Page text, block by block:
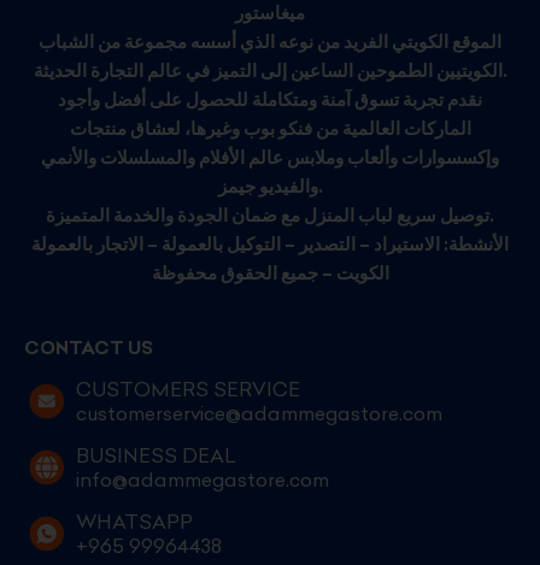
ميغاستور
الموقع الكويتي الفريد من نوعه الذي أسسه مجموعة من الشباب
الكويتيين الطموحين الساعين إلى التميز في عالم التجارة الحديثة.
نقدم تجربة تسوق آمنة ومتكاملة للحصول على أفضل وأجود
الماركات العالمية من فنكو بوب وغيرها، لعشاق منتجات
وإكسسوارات وألعاب وملابس عالم الأفلام والمسلسلات والأنمي
والفيديو جيمز.
توصيل سريع لباب المنزل مع ضمان الجودة والخدمة المتميزة.
الأنشطة: الاستيراد – التصدير – التوكيل بالعمولة – الاتجار بالعمولة
الكويت – جميع الحقوق محفوظة
CONTACT US
CUSTOMERS SERVICE
customerservice@adammegastore.com
BUSINESS DEAL
info@adammegastore.com
WHATSAPP
+965 99964438